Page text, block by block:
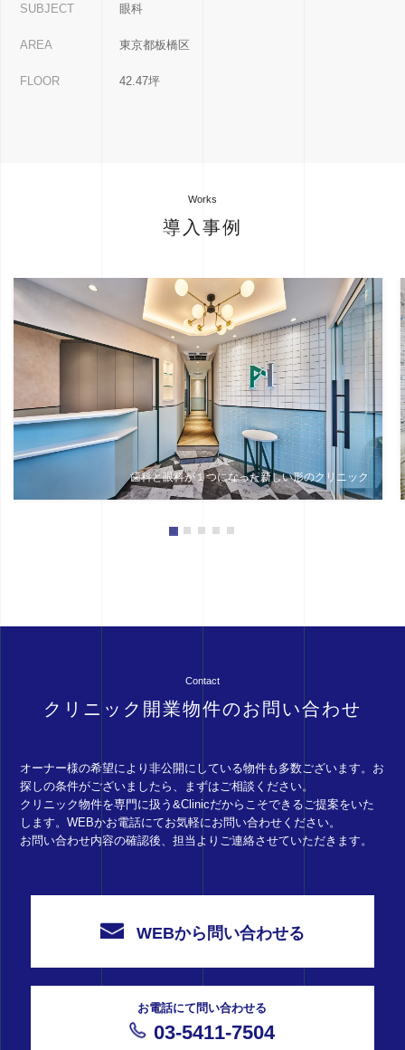
SUBJECT 眼科
AREA 東京都板橋区
FLOOR 42.47坪
Works
導入事例
歯科と眼科が１つになった新しい形のクリニック
Contact
クリニック開業物件のお問い合わせ
オーナー様の希望により非公開にしている物件も多数ございます。お
探しの条件がございましたら、まずはご相談ください。
クリニック物件を専門に扱う&Clinicだからこそできるご提案をいた
します。WEBかお電話にてお気軽にお問い合わせください。
お問い合わせ内容の確認後、担当よりご連絡させていただきます。
WEBから問い合わせる
お電話にて問い合わせる
03-5411-7504